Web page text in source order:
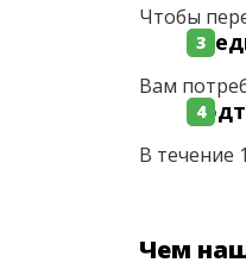
Чтобы
Вам
В течение
Чем